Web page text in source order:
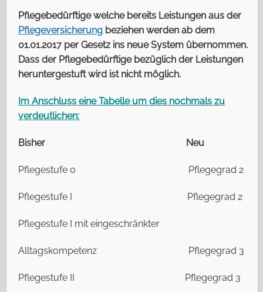
Pflegebedürftige welche bereits Leistungen aus der
Pflegeversicherung beziehen werden ab dem
01.01.2017 per Gesetz ins neue System übernommen.
Dass der Pflegebedürftige bezüglich der Leistungen
heruntergestuft wird ist nicht möglich.
Im Anschluss eine Tabelle um dies nochmals zu
verdeutlichen:
Bisher Neu
Pflegestufe 0 Pflegegrad 2
Pflegestufe I Pflegegrad 2
Pflegestufe I mit eingeschränkter
Alltagskompetenz Pflegegrad 3
Pflegestufe II Pflegegrad 3